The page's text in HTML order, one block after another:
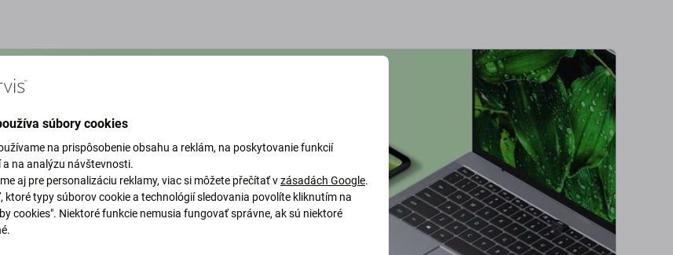
chránili našu planétu.
aby sme znížili
súbory cookies
na prispôsobenie obsahu a reklám, na poskytovanie funkcií
a na analýzu návštevnosti.
aj pre personalizáciu reklamy, viac si môžete přečítať vzásadách Google.
ktoré typy súborov cookie a technológií sledovania povolíte kliknutím na
cookies". Niektoré funkcie nemusia fungovať správne, ak sú niektoré